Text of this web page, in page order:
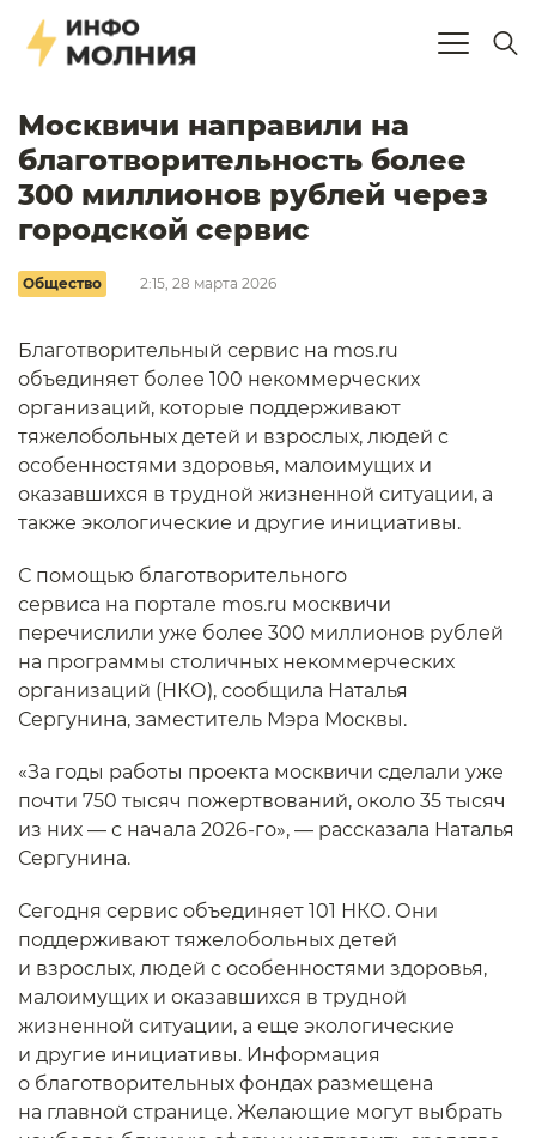
Москвичи направили на
благотворительность более
300 миллионов рублей через
городской сервис
Общество 2:15, 28 марта 2026
Благотворительный сервис на mos.ru
объединяет более 100 некоммерческих
организаций, которые поддерживают
тяжелобольных детей и взрослых, людей с
особенностями здоровья, малоимущих и
оказавшихся в трудной жизненной ситуации, а
также экологические и другие инициативы.
С помощью благотворительного
сервиса на портале mos.ru москвичи
перечислили уже более 300 миллионов рублей
на программы столичных некоммерческих
организаций (НКО), сообщила Наталья
Сергунина, заместитель Мэра Москвы.
«За годы работы проекта москвичи сделали уже
почти 750 тысяч пожертвований, около 35 тысяч
из них — с начала 2026-го», — рассказала Наталья
Сергунина.
Сегодня сервис объединяет 101 НКО. Они
поддерживают тяжелобольных детей
и взрослых, людей с особенностями здоровья,
малоимущих и оказавшихся в трудной
жизненной ситуации, а еще экологические
и другие инициативы. Информация
о благотворительных фондах размещена
на главной странице. Желающие могут выбрать